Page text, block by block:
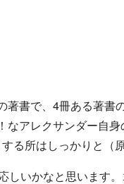
書で、4冊ある著書
アレクサンダー自
る所はしっかりと（
いかなと思います